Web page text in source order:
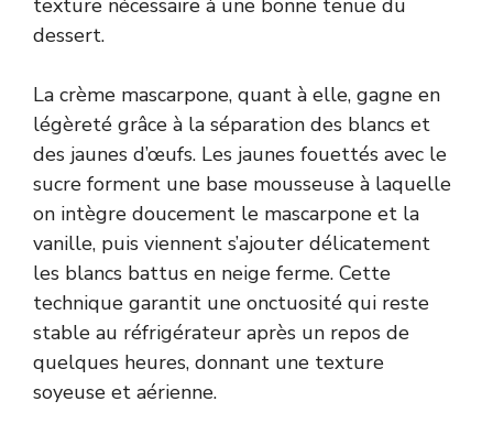
dessert.
La crème mascarpone, quant à elle, gagne en
légèreté grâce à la séparation des blancs et
des jaunes d’œufs. Les jaunes fouettés avec le
sucre forment une base mousseuse à laquelle
on intègre doucement le mascarpone et la
vanille, puis viennent s’ajouter délicatement
les blancs battus en neige ferme. Cette
technique garantit une onctuosité qui reste
stable au réfrigérateur après un repos de
quelques heures, donnant une texture
soyeuse et aérienne.